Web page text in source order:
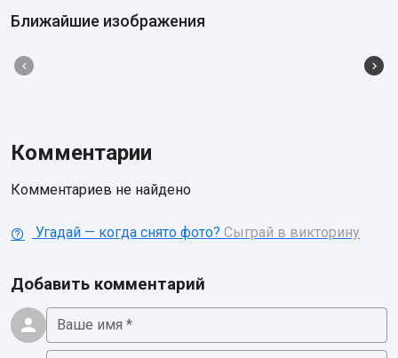
Ближайшие изображения
Комментарии
Комментариев не найдено
Угадай — когда снято фото? Сыграй в викторину
Добавить комментарий
Ваше имя *